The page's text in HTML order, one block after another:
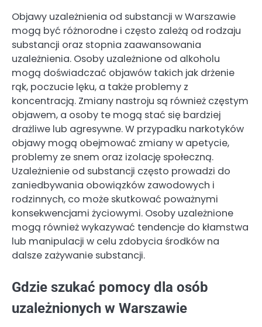
Objawy uzależnienia od substancji w Warszawie
mogą być różnorodne i często zależą od rodzaju
substancji oraz stopnia zaawansowania
uzależnienia. Osoby uzależnione od alkoholu
mogą doświadczać objawów takich jak drżenie
rąk, poczucie lęku, a także problemy z
koncentracją. Zmiany nastroju są również częstym
objawem, a osoby te mogą stać się bardziej
drażliwe lub agresywne. W przypadku narkotyków
objawy mogą obejmować zmiany w apetycie,
problemy ze snem oraz izolację społeczną.
Uzależnienie od substancji często prowadzi do
zaniedbywania obowiązków zawodowych i
rodzinnych, co może skutkować poważnymi
konsekwencjami życiowymi. Osoby uzależnione
mogą również wykazywać tendencje do kłamstwa
lub manipulacji w celu zdobycia środków na
dalsze zażywanie substancji.
Gdzie szukać pomocy dla osób
uzależnionych w Warszawie